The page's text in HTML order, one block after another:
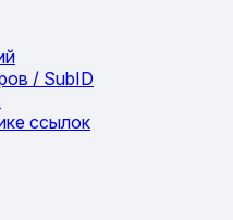
/ SubID
ссылок